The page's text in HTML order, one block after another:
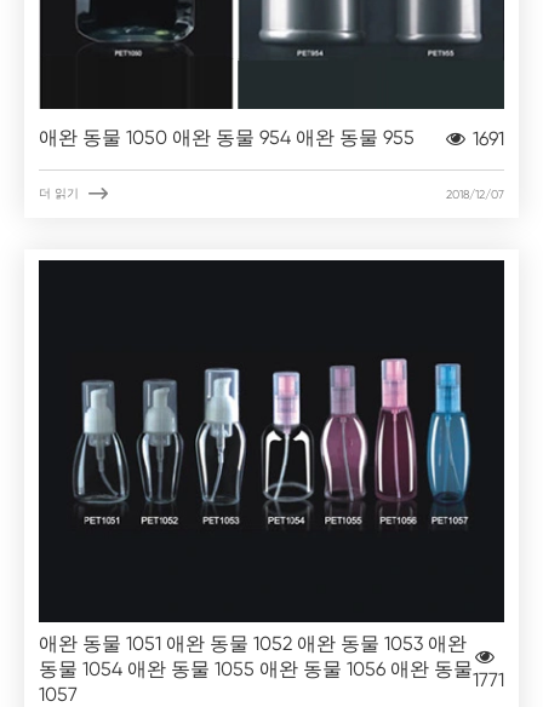
애완 동물 1050 애완 동물 954 애완 동물 955 1691
더 읽기  2018/12/07
애완 동물 1051 애완 동물 1052 애완 동물 1053 애완
동물 1054 애완 동물 1055 애완 동물 1056 애완 동물
1057
1771